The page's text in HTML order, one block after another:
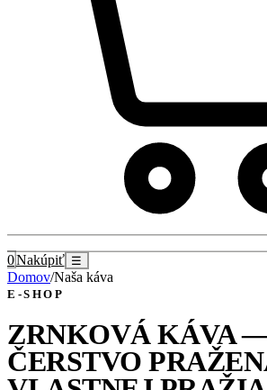
0Nakúpiť ☰
Domov/Naša káva
E-SHOP
ZRNKOVÁ KÁVA
ČERSTVO